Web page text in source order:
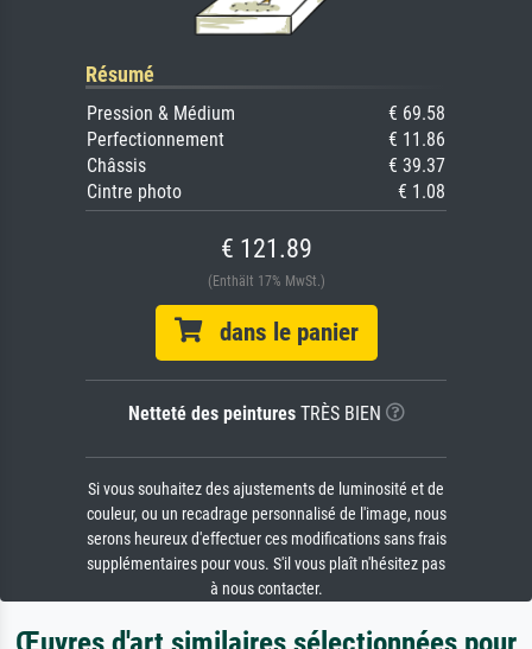
Résumé
Pression & Médium
€ 69.58
Perfectionnement
€ 11.86
Châssis
€ 39.37
Cintre photo
€ 1.08
€ 121.89
(Enthält 17% MwSt.)
dans le panier
Netteté des peinturesTRÈS BIEN
Si vous souhaitez des ajustements de luminosité et de
couleur, ou un recadrage personnalisé de l'image, nous
serons heureux d'effectuer ces modifications sans frais
supplémentaires pour vous. S'il vous plaît n'hésitez pas
à nous contacter.